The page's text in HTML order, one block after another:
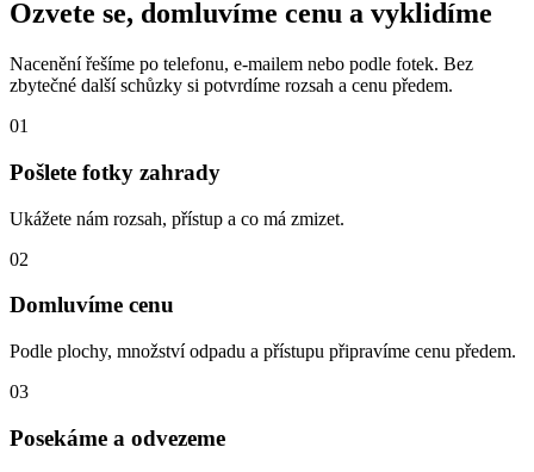
Ozvete se, domluvíme cenu a vyklidíme
Nacenění řešíme po telefonu, e-mailem nebo podle fotek. Bez
zbytečné další schůzky si potvrdíme rozsah a cenu předem.
01
Pošlete fotky zahrady
Ukážete nám rozsah, přístup a co má zmizet.
02
Domluvíme cenu
Podle plochy, množství odpadu a přístupu připravíme cenu předem.
03
Posekáme a odvezeme